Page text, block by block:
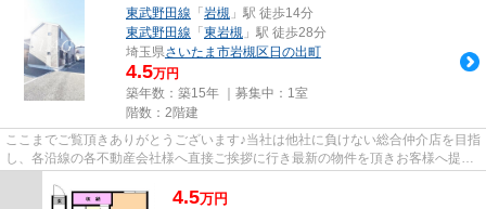
東武野田線 「 岩槻 」駅 徒歩14分
東武野田線 「 東岩槻 」駅 徒歩28分
埼玉県さいたま市岩槻区 日の出町
4.5万円
築年数：築15年 ｜募集中： 1室
階数：2階建
ここまでご覧頂きありがとうございます♪当社は他社に負けない総合仲介店を目指
し、各沿線の各不動産会社様へ直接ご挨拶に行き最新の物件を頂きお客様へ提供
4.5万円